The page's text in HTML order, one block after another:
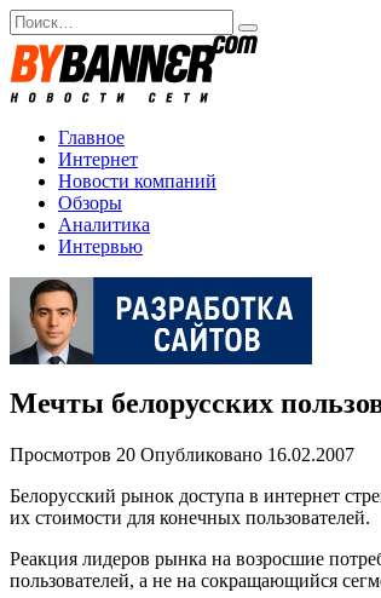
Перейти
к
содержанию
Search
for:
Главное
Интернет
Новости компаний
Обзоры
Аналитика
Интервью
Мечты белорусских
Просмотров 20 Опубликовано 16.02.2007
Белорусский рынок доступа в интернет
их стоимости для конечных пользователей.
Реакция лидеров рынка на возросшие
пользователей, а не на сокращающийся